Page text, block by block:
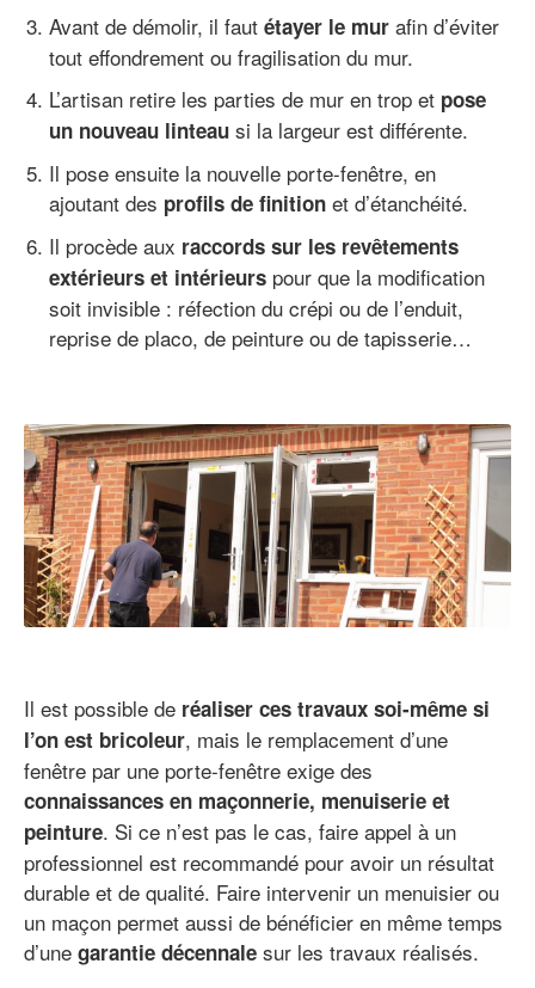
Avant de démolir, il faut étayer le mur afin d’éviter
tout effondrement ou fragilisation du mur.
L’artisan retire les parties de mur en trop et pose
un nouveau linteau si la largeur est différente.
Il pose ensuite la nouvelle porte-fenêtre, en
ajoutant des profils de finition et d’étanchéité.
Il procède aux raccords sur les revêtements
extérieurs et intérieurs pour que la modification
soit invisible : réfection du crépi ou de l’enduit,
reprise de placo, de peinture ou de tapisserie…
Il est possible de réaliser ces travaux soi-même si
l’on est bricoleur, mais le remplacement d’une
fenêtre par une porte-fenêtre exige des
connaissances en maçonnerie, menuiserie et
peinture. Si ce n’est pas le cas, faire appel à un
professionnel est recommandé pour avoir un résultat
durable et de qualité. Faire intervenir un menuisier ou
un maçon permet aussi de bénéficier en même temps
d’une garantie décennale sur les travaux réalisés.